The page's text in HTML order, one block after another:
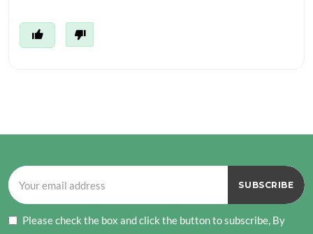
Please check the box and click the button to subscribe, By